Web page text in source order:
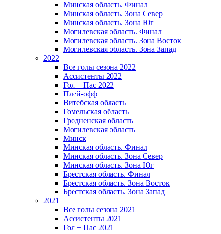
Минская область. Финал
Минская область. Зона Север
Минская область. Зона Юг
Могилевская область. Финал
Могилевская область. Зона Восток
Могилевская область. Зона Запад
2022
Все голы сезона 2022
Ассистенты 2022
Гол + Пас 2022
Плей-офф
Витебская область
Гомельская область
Гродненская область
Могилевская область
Минск
Mинская область. Финал
Минская область. Зона Север
Минская область. Зона Юг
Брестская область. Финал
Брестская область. Зона Восток
Брестская область. Зона Запад
2021
Все голы сезона 2021
Ассистенты 2021
Гол + Пас 2021